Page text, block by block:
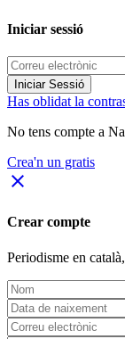
Iniciar sessió
Iniciar Sessió
Has oblidat la
No tens compte a
Crea'n un gratis
close
Crear compte
Periodisme en català